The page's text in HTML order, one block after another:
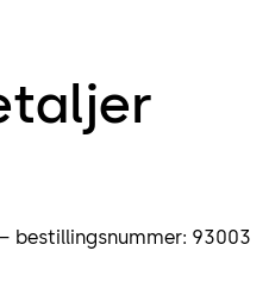
bestillingsnummer: 93003